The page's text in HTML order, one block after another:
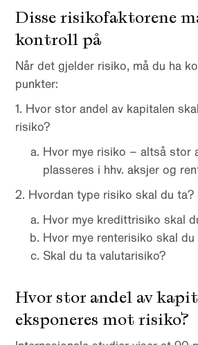
Disse risikofaktorene
kontroll på
Når det gjelder risiko, må du ha
punkter:
1. Hvor stor andel av kapitalen
risiko?
Hvor mye risiko – altså stor
plasseres i hhv. aksjer og
2. Hvordan type risiko skal du ta?
Hvor mye kredittrisiko skal
Hvor mye renterisiko skal du
Skal du ta valutarisiko?
Hvor stor andel av
eksponeres mot risiko?